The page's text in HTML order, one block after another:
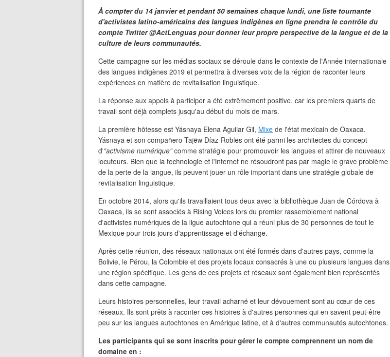
À compter du 14 janvier et pendant 50 semaines chaque lundi, une liste tournante
d'activistes latino-américains des langues indigènes en ligne prendra le contrôle du
compte Twitter @ActLenguas pour donner leur propre perspective de la langue et de la
culture de leurs communautés.
Cette campagne sur les médias sociaux se déroule dans le contexte de l'Année internationale
des langues indigènes 2019 et permettra à diverses voix de la région de raconter leurs
expériences en matière de revitalisation linguistique.
La réponse aux appels à participer a été extrêmement positive, car les premiers quarts de
travail sont déjà complets jusqu'au début du mois de mars.
La première hôtesse est Yásnaya Elena Aguilar Gil, Mixe de l'état mexicain de Oaxaca.
Yásnaya et son compañero Tajëw Díaz-Robles ont été parmi les architectes du concept
d'"activisme numérique"comme stratégie pour promouvoir les langues et attirer de nouveaux
locuteurs. Bien que la technologie et l'Internet ne résoudront pas par magie le grave problème
de la perte de la langue, ils peuvent jouer un rôle important dans une stratégie globale de
revitalisation linguistique.
En octobre 2014, alors qu'ils travaillaient tous deux avec la bibliothèque Juan de Córdova à
Oaxaca, ils se sont associés à Rising Voices lors du premier rassemblement national
d'activistes numériques de la ligue autochtone qui a réuni plus de 30 personnes de tout le
Mexique pour trois jours d'apprentissage et d'échange.
Après cette réunion, des réseaux nationaux ont été formés dans d'autres pays, comme la
Bolivie, le Pérou, la Colombie et des projets locaux consacrés à une ou plusieurs langues dans
une région spécifique. Les gens de ces projets et réseaux sont également bien représentés
dans cette campagne.
Leurs histoires personnelles, leur travail acharné et leur dévouement sont au cœur de ces
réseaux. Ils sont prêts à raconter ces histoires à d'autres personnes qui en savent peut-être
peu sur les langues autochtones en Amérique latine, et à d'autres communautés autochtones.
Les participants qui se sont inscrits pour gérer le compte comprennent un nom de
domaine en :